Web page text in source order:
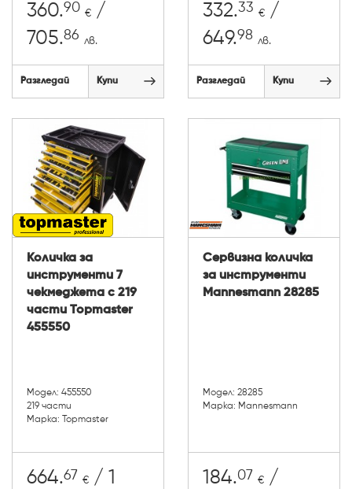
360.90 € /
705.86 лв.
Разгледай Купи
332.33 € /
649.98 лв.
Разгледай Купи
Количка за
инструменти 7
чекмеджета с 219
части Topmaster
455550
Модел: 455550
219 части
Марка: Topmaster
664.67 € / 1
Сервизна количка
за инструменти
Mannesmann 28285
Модел: 28285
Марка: Mannesmann
184.07 € /